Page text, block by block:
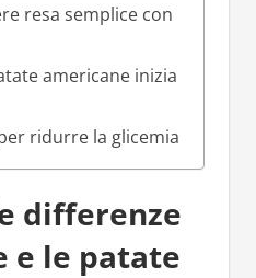
resa semplice con
americane inizia
ridurre la glicemia
differenze
e le patate